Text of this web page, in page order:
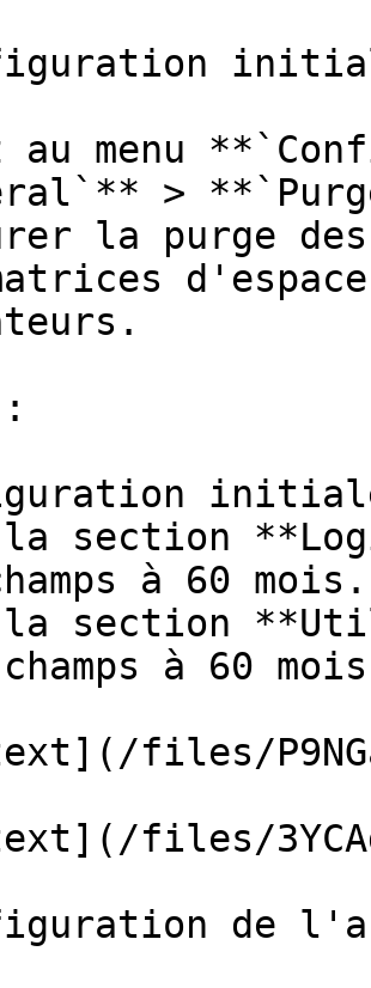
au menu
>
la purge
la section
à 60 mois.
la section
à 60
files/
files/
de